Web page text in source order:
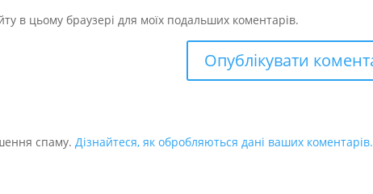
в цьому браузері для моїх подальших коментарів.
спаму.Дізнайтеся, як обробляються дані ваших коментарів.